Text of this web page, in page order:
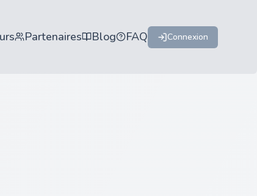
Partenaires Blog FAQ Connexion